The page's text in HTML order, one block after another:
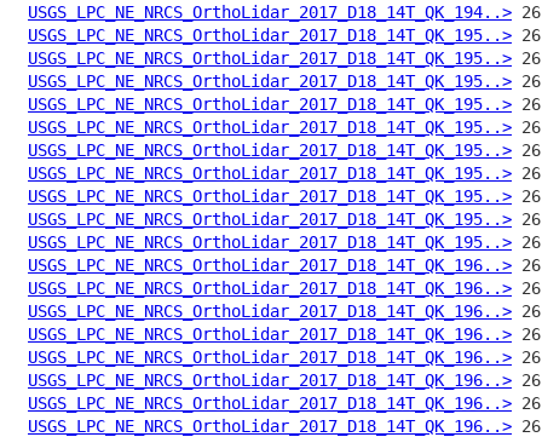
USGS_LPC_NE_NRCS_OrthoLidar_2017_D18_14T_QK_194..>
USGS_LPC_NE_NRCS_OrthoLidar_2017_D18_14T_QK_195..>
USGS_LPC_NE_NRCS_OrthoLidar_2017_D18_14T_QK_195..>
USGS_LPC_NE_NRCS_OrthoLidar_2017_D18_14T_QK_195..>
USGS_LPC_NE_NRCS_OrthoLidar_2017_D18_14T_QK_195..>
USGS_LPC_NE_NRCS_OrthoLidar_2017_D18_14T_QK_195..>
USGS_LPC_NE_NRCS_OrthoLidar_2017_D18_14T_QK_195..>
USGS_LPC_NE_NRCS_OrthoLidar_2017_D18_14T_QK_195..>
USGS_LPC_NE_NRCS_OrthoLidar_2017_D18_14T_QK_195..>
USGS_LPC_NE_NRCS_OrthoLidar_2017_D18_14T_QK_195..>
USGS_LPC_NE_NRCS_OrthoLidar_2017_D18_14T_QK_195..>
USGS_LPC_NE_NRCS_OrthoLidar_2017_D18_14T_QK_196..>
USGS_LPC_NE_NRCS_OrthoLidar_2017_D18_14T_QK_196..>
USGS_LPC_NE_NRCS_OrthoLidar_2017_D18_14T_QK_196..>
USGS_LPC_NE_NRCS_OrthoLidar_2017_D18_14T_QK_196..>
USGS_LPC_NE_NRCS_OrthoLidar_2017_D18_14T_QK_196..>
USGS_LPC_NE_NRCS_OrthoLidar_2017_D18_14T_QK_196..>
USGS_LPC_NE_NRCS_OrthoLidar_2017_D18_14T_QK_196..>
USGS_LPC_NE_NRCS_OrthoLidar_2017_D18_14T_QK_196..>